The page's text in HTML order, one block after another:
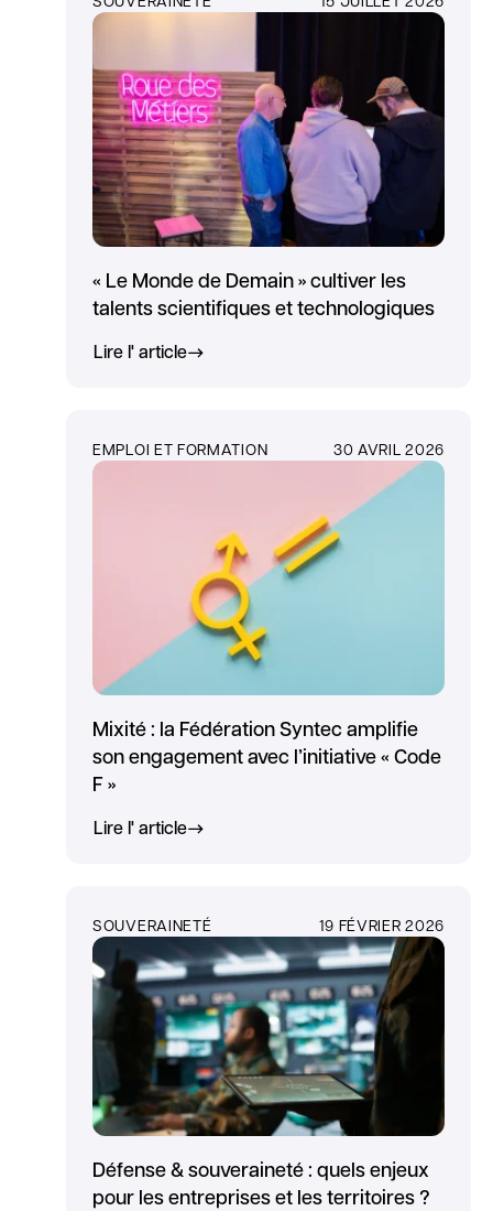
« Le Monde de Demain » cultiver les
talents scientifiques et technologiques
Lire l' article
EMPLOI ET FORMATION 30 AVRIL 2026
Mixité : la Fédération Syntec amplifie
son engagement avec l’initiative « Code
F »
Lire l' article
SOUVERAINETÉ 19 FÉVRIER 2026
Défense & souveraineté : quels enjeux
pour les entreprises et les territoires ?